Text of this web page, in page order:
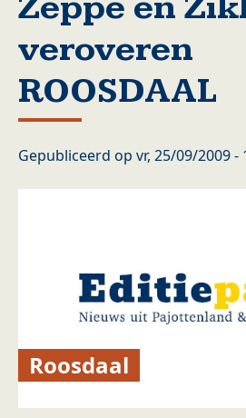
veroveren
ROOSDAAL
Gepubliceerd op vr, 25/09/2009 -
Roosdaal